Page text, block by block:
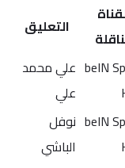
التعليق
beIN علي محمد
علي
beIN نوفل
الباشي